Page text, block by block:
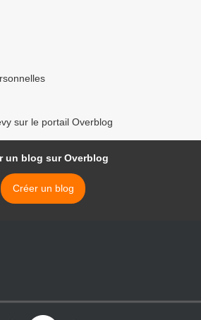
sur le portail Overblog
un blog sur Overblog
Créer un blog